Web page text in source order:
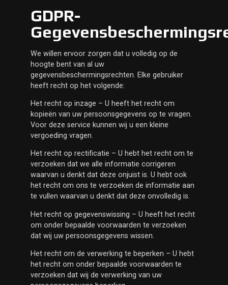
GDPR-
We willen ervoor zorgen dat u volledig op de
hoogte bent van al uw
gegevensbeschermingsrechten. Elke gebruiker
heeft recht op het volgende:
Het recht op inzage – U heeft het recht om
kopieën van uw persoonsgegevens op te vragen.
Voor deze service kunnen wij u een kleine
vergoeding vragen.
Het recht op rectificatie – U hebt het recht om te
verzoeken dat we alle informatie corrigeren
waarvan u denkt dat deze onjuist is. U hebt ook
het recht om ons te verzoeken de informatie aan
te vullen waarvan u denkt dat deze onvolledig is.
Het recht op gegevenswissing – U heeft het recht
om onder bepaalde voorwaarden te verzoeken
dat wij uw persoonsgegevens wissen.
Het recht om de verwerking te beperken – U hebt
het recht om onder bepaalde voorwaarden te
verzoeken dat wij de verwerking van uw